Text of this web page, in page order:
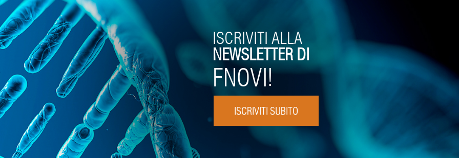
FNOVI!
ISCRIVITI SUBITO
ISCRIVITI ALLA
NEWSLETTER DI